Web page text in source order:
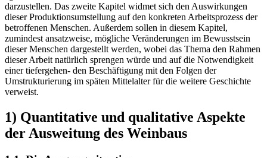
darzustellen. Das zweite Kapitel widmet sich den Auswirkungen
dieser Produktionsumstellung auf den konkreten Arbeitsprozess der
betroffenen Menschen. Außerdem sollen in diesem Kapitel,
zumindest ansatzweise, mögliche Veränderungen im Bewusstsein
dieser Menschen dargestellt werden, wobei das Thema den Rahmen
dieser Arbeit natürlich sprengen würde und auf die Notwendigkeit
einer tiefergehen- den Beschäftigung mit den Folgen der
Umstrukturierung im späten Mittelalter für die weitere Geschichte
verweist.
1) Quantitative und qualitative Aspekte
der Ausweitung des Weinbaus